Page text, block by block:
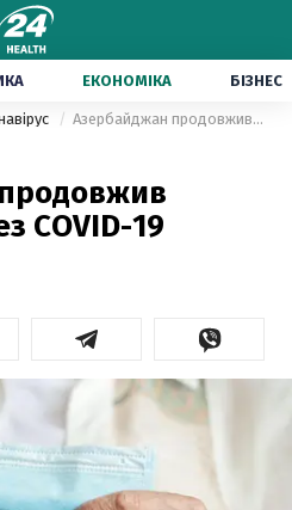
ЕКОНОМІКА БІЗНЕС
Азербайджан продовжив карантин через COVID-19
COVID-19